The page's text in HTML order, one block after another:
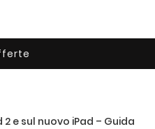
e sul nuovo iPad – Guida